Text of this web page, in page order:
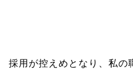
採用が控えめとなり、私の